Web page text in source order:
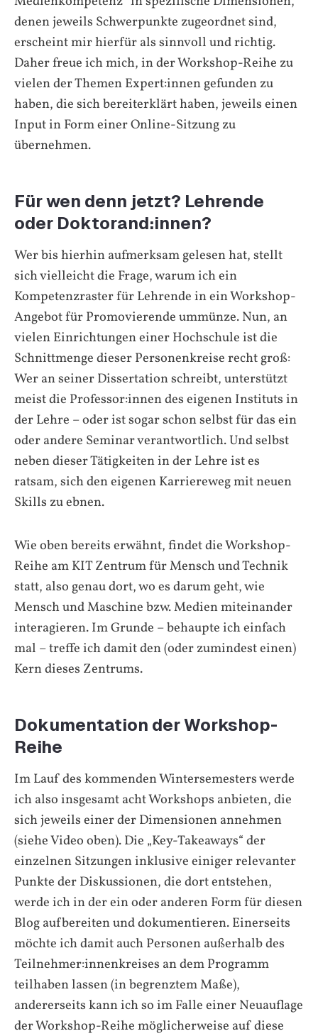
denen jeweils Schwerpunkte zugeordnet sind,
erscheint mir hierfür als sinnvoll und richtig.
Daher freue ich mich, in der Workshop-Reihe zu
vielen der Themen Expert:innen gefunden zu
haben, die sich bereiterklärt haben, jeweils einen
Input in Form einer Online-Sitzung zu
übernehmen.
Für wen denn jetzt? Lehrende
oder Doktorand:innen?
Wer bis hierhin aufmerksam gelesen hat, stellt
sich vielleicht die Frage, warum ich ein
Kompetenzraster für Lehrende in ein Workshop-
Angebot für Promovierende ummünze. Nun, an
vielen Einrichtungen einer Hochschule ist die
Schnittmenge dieser Personenkreise recht groß:
Wer an seiner Dissertation schreibt, unterstützt
meist die Professor:innen des eigenen Instituts in
der Lehre – oder ist sogar schon selbst für das ein
oder andere Seminar verantwortlich. Und selbst
neben dieser Tätigkeiten in der Lehre ist es
ratsam, sich den eigenen Karriereweg mit neuen
Skills zu ebnen.
Wie oben bereits erwähnt, findet die Workshop-
Reihe am KIT Zentrum für Mensch und Technik
statt, also genau dort, wo es darum geht, wie
Mensch und Maschine bzw. Medien miteinander
interagieren. Im Grunde – behaupte ich einfach
mal – treffe ich damit den (oder zumindest einen)
Kern dieses Zentrums.
Dokumentation der Workshop-
Reihe
Im Lauf des kommenden Wintersemesters werde
ich also insgesamt acht Workshops anbieten, die
sich jeweils einer der Dimensionen annehmen
(siehe Video oben). Die „Key-Takeaways“ der
einzelnen Sitzungen inklusive einiger relevanter
Punkte der Diskussionen, die dort entstehen,
werde ich in der ein oder anderen Form für diesen
Blog aufbereiten und dokumentieren. Einerseits
möchte ich damit auch Personen außerhalb des
Teilnehmer:innenkreises an dem Programm
teilhaben lassen (in begrenztem Maße),
andererseits kann ich so im Falle einer Neuauflage
der Workshop-Reihe möglicherweise auf diese